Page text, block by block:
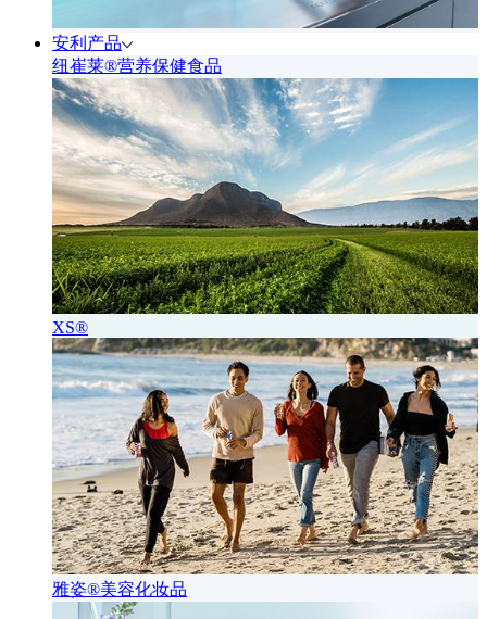
安利产品
纽崔莱®营养保健食品
XS®
雅姿®美容化妆品